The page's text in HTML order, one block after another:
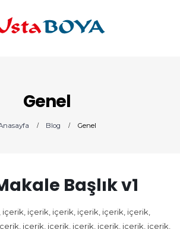
Genel
Blog Genel
Başlık v1
içerik, içerik, içerik, içerik, içerik,
içerik, içerik, içerik, içerik, içerik, içerik,